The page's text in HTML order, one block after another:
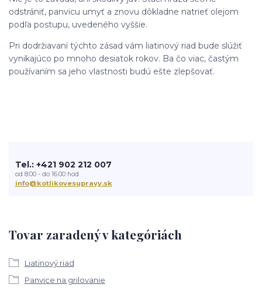
odstrániť, panvicu umyť a znovu dôkladne natrieť olejom
podľa postupu, uvedeného vyššie.
Pri dodržiavaní týchto zásad vám liatinový riad bude slúžiť
vynikajúco po mnoho desiatok rokov. Ba čo viac, častým
používaním sa jeho vlastnosti budú ešte zlepšovať.
Tovar zaradený v kategóriách
Liatinový riad
Panvice na grilovanie
Tel.: +421 902 212 007
od 8:00 - do 16:00 hod
info@kotlikovesupravy.sk